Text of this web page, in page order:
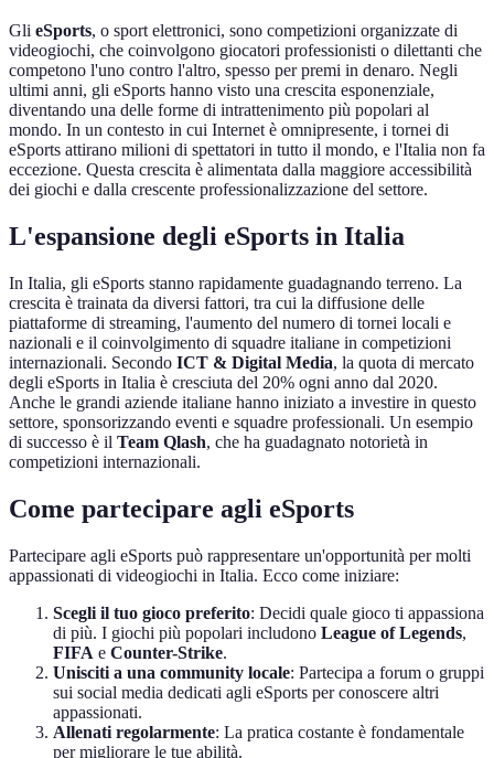
Gli eSports, o sport elettronici, sono competizioni organizzate di
videogiochi, che coinvolgono giocatori professionisti o dilettanti che
competono l'uno contro l'altro, spesso per premi in denaro. Negli
ultimi anni, gli eSports hanno visto una crescita esponenziale,
diventando una delle forme di intrattenimento più popolari al
mondo. In un contesto in cui Internet è omnipresente, i tornei di
eSports attirano milioni di spettatori in tutto il mondo, e l'Italia non fa
eccezione. Questa crescita è alimentata dalla maggiore accessibilità
dei giochi e dalla crescente professionalizzazione del settore.
L'espansione degli eSports in Italia
In Italia, gli eSports stanno rapidamente guadagnando terreno. La
crescita è trainata da diversi fattori, tra cui la diffusione delle
piattaforme di streaming, l'aumento del numero di tornei locali e
nazionali e il coinvolgimento di squadre italiane in competizioni
internazionali. Secondo ICT & Digital Media, la quota di mercato
degli eSports in Italia è cresciuta del 20% ogni anno dal 2020.
Anche le grandi aziende italiane hanno iniziato a investire in questo
settore, sponsorizzando eventi e squadre professionali. Un esempio
di successo è il Team Qlash, che ha guadagnato notorietà in
competizioni internazionali.
Come partecipare agli eSports
Partecipare agli eSports può rappresentare un'opportunità per molti
appassionati di videogiochi in Italia. Ecco come iniziare:
Scegli il tuo gioco preferito: Decidi quale gioco ti appassiona
di più. I giochi più popolari includono League of Legends,
FIFA e Counter-Strike.
Unisciti a una community locale: Partecipa a forum o gruppi
sui social media dedicati agli eSports per conoscere altri
appassionati.
Allenati regolarmente: La pratica costante è fondamentale
per migliorare le tue abilità.